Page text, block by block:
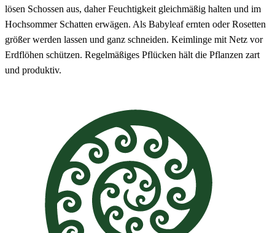
lösen Schossen aus, daher Feuchtigkeit gleichmäßig halten und im
Hochsommer Schatten erwägen. Als Babyleaf ernten oder Rosetten
größer werden lassen und ganz schneiden. Keimlinge mit Netz vor
Erdflöhen schützen. Regelmäßiges Pflücken hält die Pflanzen zart
und produktiv.